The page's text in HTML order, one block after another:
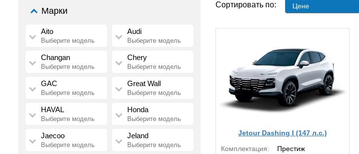
Марки
Aito
Выберите модель
Audi
Выберите модель
Changan
Выберите модель
Chery
Выберите модель
GAC
Выберите модель
Great Wall
Выберите модель
HAVAL
Выберите модель
Honda
Выберите модель
Jaecoo
Выберите модель
Jeland
Выберите модель
Сортировать по:
Jetour Dashing I (147 л.с.)
Комплектация:
Престиж